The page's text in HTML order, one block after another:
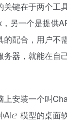
关键在于两个工
另一个是提供
的配合，用户不
务器，就能在自
上安装一个叫
AI
模型的桌面